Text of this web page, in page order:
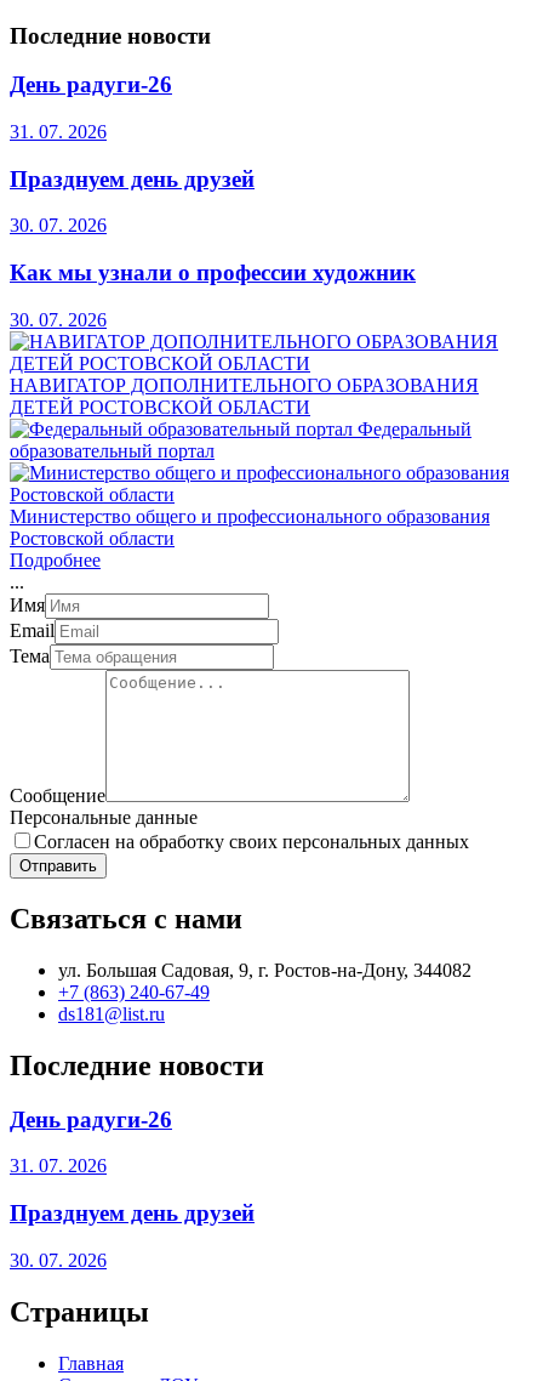
Последние новости
День радуги-26
31. 07. 2026
Празднуем день друзей
30. 07. 2026
Как мы узнали о профессии художник
30. 07. 2026
НАВИГАТОР ДОПОЛНИТЕЛЬНОГО ОБРАЗОВАНИЯ
ДЕТЕЙ РОСТОВСКОЙ ОБЛАСТИ
Федеральный
образовательный портал
Министерство общего и профессионального образования
Ростовской области
Подробнее
...
Имя
Email
Тема
Сообщение
Персональные данные
Согласен на обработку своих персональных данных
Отправить
Связаться с нами
ул. Большая Садовая, 9, г. Ростов-на-Дону, 344082
+7 (863) 240-67-49
ds181@list.ru
Последние новости
День радуги-26
31. 07. 2026
Празднуем день друзей
30. 07. 2026
Страницы
Главная